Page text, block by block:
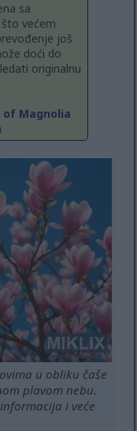
sa
većem
još
doći do
originalnu
Magnolia
u obliku čaše
plavom nebu.
i veće